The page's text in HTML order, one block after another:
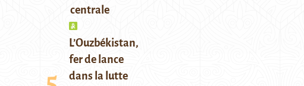
centrale
L’Ouzbékistan,
fer de lance
dans la lutte